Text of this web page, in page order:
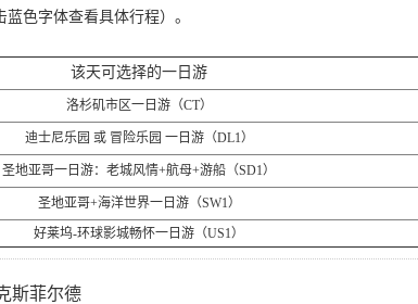
色字体查看具体行程）。
该天可选择的一日游
洛杉矶市区一日游（CT）
迪士尼乐园 或 冒险乐园 一日游（DL1）
圣地亚哥一日游：老城风情+航母+游船（SD1）
圣地亚哥+海洋世界一日游（SW1）
好莱坞-环球影城畅怀一日游（US1）
斯菲尔德